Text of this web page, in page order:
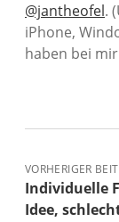
@jantheofel.
iPhone,
haben bei
VORHERIGER
Individuelle
Idee,